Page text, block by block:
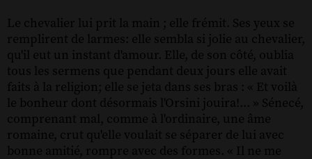
Le chevalier lui prit la main ; elle frémit. Ses yeux se
remplirent de larmes: elle sembla si jolie au chevalier,
qu'il eut un instant d'amour. Elle, de son côté, oublia
tous les sermens que pendant deux jours elle avait
faits à la religion; elle se jeta dans ses bras : « Et voilà
le bonheur dont désormais l'Orsini jouira!... » Sénecé,
comprenant mal, comme à l'ordinaire, une âme
romaine, crut qu'elle voulait se séparer de lui avec
bonne amitié, rompre avec des formes. « Il ne me